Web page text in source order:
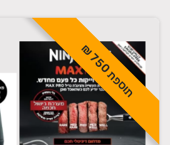
ת
ו
ס
פ
ת
7
5
0
₪